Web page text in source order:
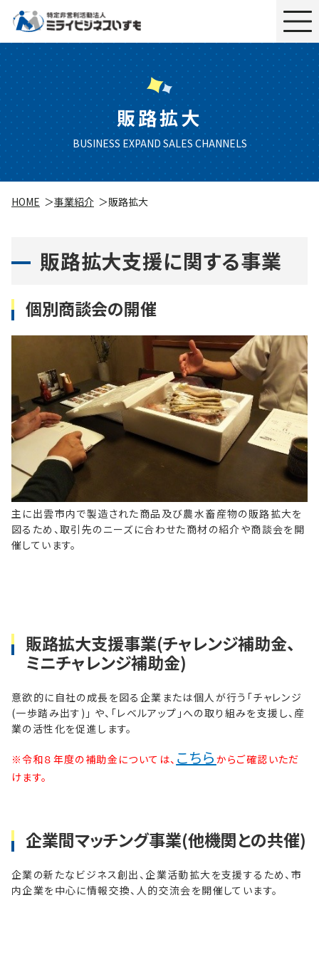
販路拡大
BUSINESS EXPAND SALES CHANNELS
HOME 事業紹介 販路拡大
販路拡大支援に関する事業
個別商談会の開催
主に出雲市内で製造された商品及び農水畜産物の販路拡大を
図るため、取引先のニーズに合わせた商材の紹介や商談会を開
催しています。
販路拡大支援事業(チャレンジ補助金、
ミニチャレンジ補助金)
意欲的に自社の成長を図る企業または個人が行う「チャレンジ
(一歩踏み出す)」 や、「レベルアップ」への取り組みを支援し、産
業の活性化を促進します。
※令和８年度の補助金については、 こちら からご確認いただ
けます。
企業間マッチング事業(他機関との共催)
企業の新たなビジネス創出、企業活動拡大を支援するため、市
内企業を中心に情報交換、人的交流会を開催しています。